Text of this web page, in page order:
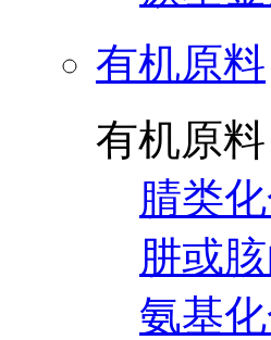
有机原料
有机原料
腈类
肼或
氨基